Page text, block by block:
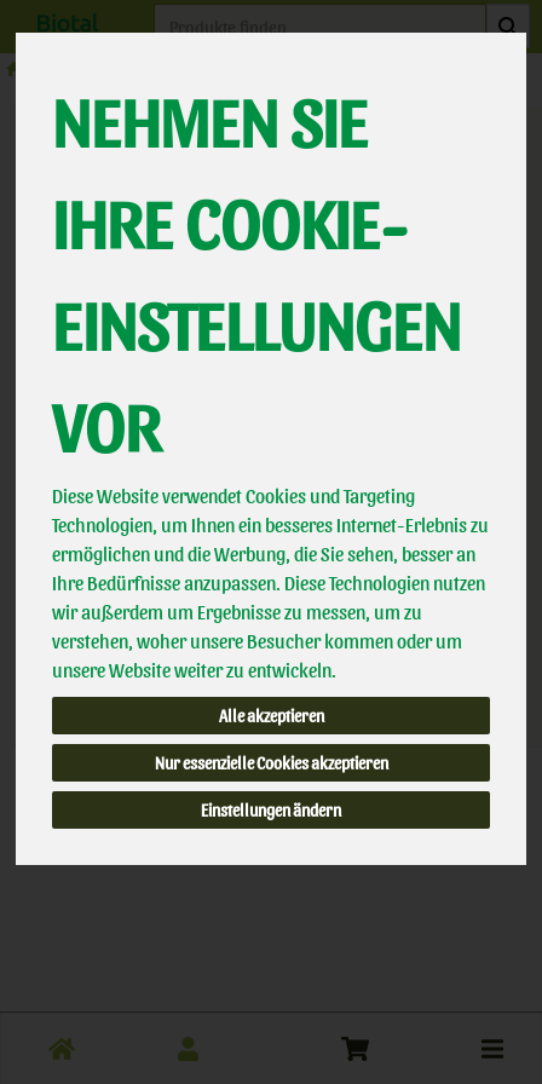
NEHMEN SIE
IHRE COOKIE-
EINSTELLUNGEN
VOR
Diese Website verwendet Cookies und Targeting
Technologien, um Ihnen ein besseres Internet-Erlebnis zu
ermöglichen und die Werbung, die Sie sehen, besser an
Ihre Bedürfnisse anzupassen. Diese Technologien nutzen
wir außerdem um Ergebnisse zu messen, um zu
verstehen, woher unsere Besucher kommen oder um
unsere Website weiter zu entwickeln.
Alle akzeptieren
Nur essenzielle Cookies akzeptieren
Einstellungen ändern
Biotal Vertriebs GbR
89542 Herbrechtingen
Deutschland
E-Mail: bestellung@milchmobil.de
Hans Bosch, Ingeborg Bosch
Umsatzsteuer-Identifikationsnummer: DE164101360
Wir sind zur Teilnahme an einem Streitbeilegungsverfahren vor
einer Verbraucherschlichtungsstelle weder verpflichtet noch
bereit.
Toggle